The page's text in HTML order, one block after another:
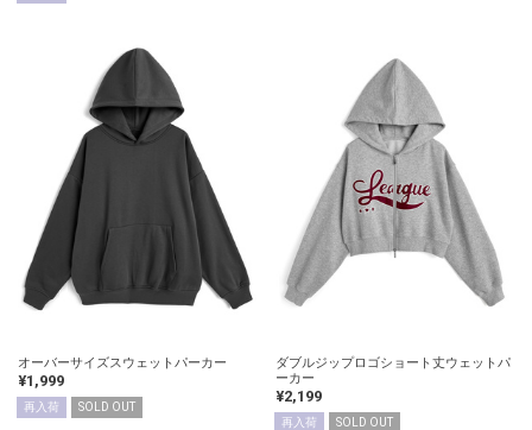
オーバーサイズスウェットパーカー
¥1,999
再入荷 SOLD OUT
ダブルジップロゴショート丈ウェットパ
ーカー
¥2,199
再入荷 SOLD OUT